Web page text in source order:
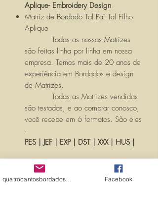
Aplique- Embroidery Design
Matriz de Bordado Tal Pai Tal Filho
Aplique
Todas as nossas Matrizes
são feitas linha por linha em nossa
empresa. Temos mais de 20 anos de
experiência em Bordados e design
de Matrizes.
Todas as Matrizes vendidas
são testadas, e ao comprar conosco,
você recebe em 6 formatos. São eles
:
PES | JEF | EXP | DST | XXX | HUS |
Você receberá um LINK com seu
produto, para ser baixado pósFacebook